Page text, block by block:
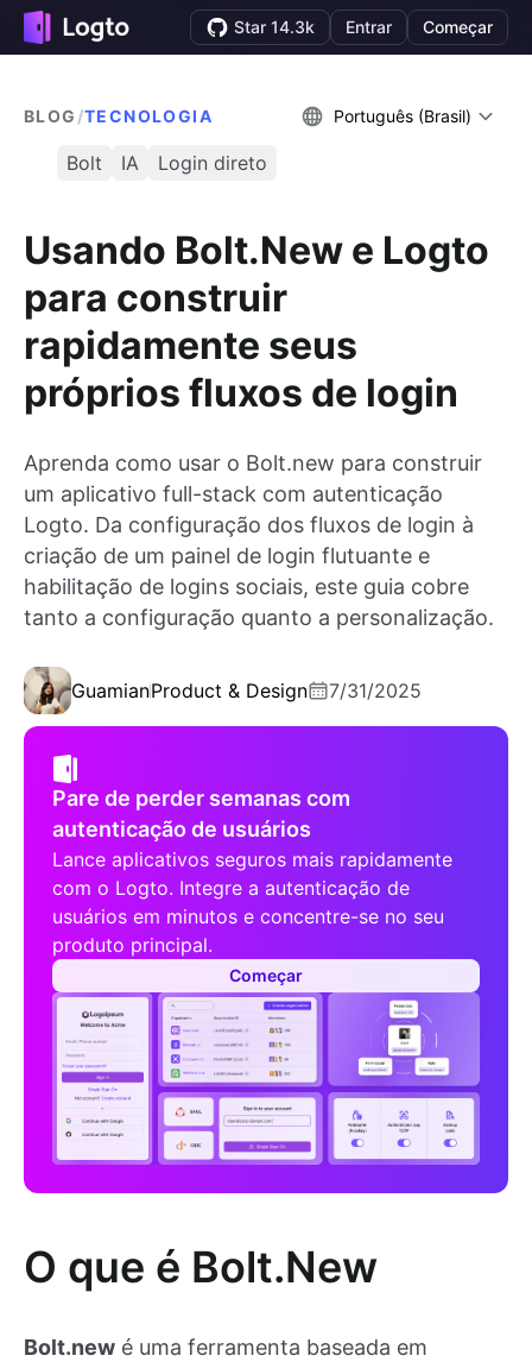
Star 14.3k Entrar Começar
BLOG /TECNOLOGIA Português (Brasil)
Bolt IA Login direto
Usando Bolt.New e Logto
para construir
rapidamente seus
próprios fluxos de login
Aprenda como usar o Bolt.new para construir
um aplicativo full-stack com autenticação
Logto. Da configuração dos fluxos de login à
criação de um painel de login flutuante e
habilitação de logins sociais, este guia cobre
tanto a configuração quanto a personalização.
GuamianProduct & Design 7/31/2025
Pare de perder semanas com
autenticação de usuários
Lance aplicativos seguros mais rapidamente
com o Logto. Integre a autenticação de
usuários em minutos e concentre-se no seu
produto principal.
Começar
O que é Bolt.New
Bolt.new é uma ferramenta baseada em